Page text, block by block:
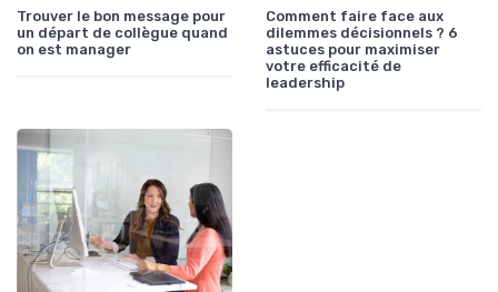
Trouver le bon message pour
un départ de collègue quand
on est manager
Comment faire face aux
dilemmes décisionnels ? 6
astuces pour maximiser
votre efficacité de
leadership